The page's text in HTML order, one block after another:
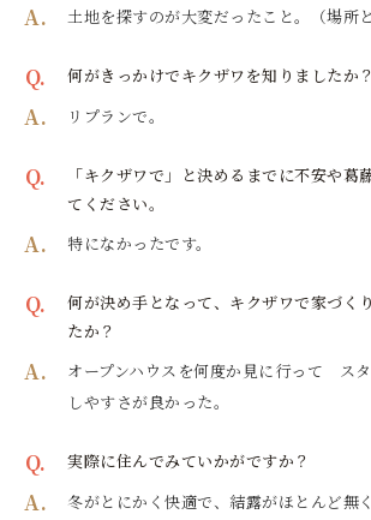
A. 土地を探すのが大変だったこと。（場所
Q. 何がきっかけでキクザワを知りましたか？
A. リプランで。
Q.
「キクザワで」と決めるまでに不安や葛
てください。
A. 特になかったです。
Q.
何が決め手となって、キクザワで家づく
たか？
A.
オープンハウスを何度か見に行って ス
しやすさが良かった。
Q. 実際に住んでみていかがですか？
A.
冬がとにかく快適で、結露がほとんど無